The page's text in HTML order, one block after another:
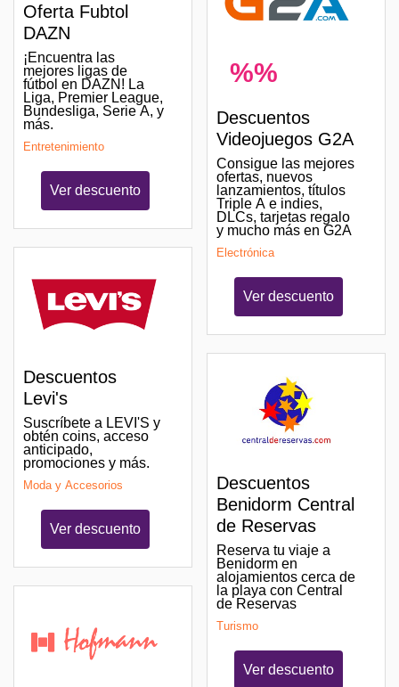
Oferta Fubtol
DAZN
¡Encuentra las
mejores ligas de
fútbol en DAZN! La
Liga, Premier League,
Bundesliga, Serie A, y
más.
Entretenimiento
Ver descuento
Descuentos
Levi's
Suscríbete a LEVI'S y
obtén coins, acceso
anticipado,
promociones y más.
Moda y Accesorios
Ver descuento
%%
Descuentos
Videojuegos G2A
Consigue las mejores
ofertas, nuevos
lanzamientos, títulos
Triple A e indies,
DLCs, tarjetas regalo
y mucho más en G2A
Electrónica
Ver descuento
Descuentos
Benidorm Central
de Reservas
Reserva tu viaje a
Benidorm en
alojamientos cerca de
la playa con Central
de Reservas
Turismo
Ver descuento